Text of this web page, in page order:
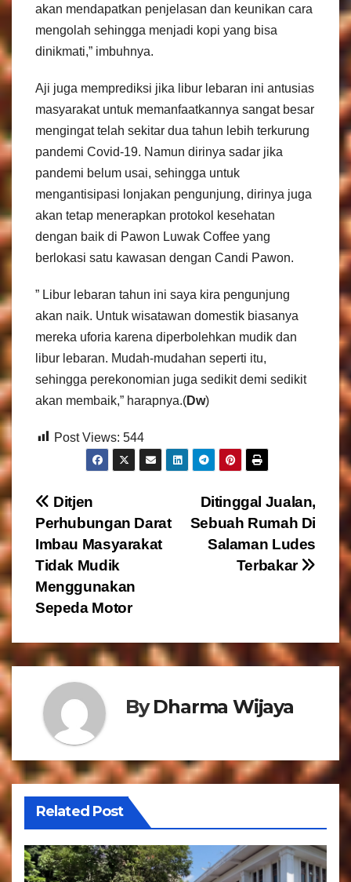
akan mendapatkan penjelasan dan keunikan cara
mengolah sehingga menjadi kopi yang bisa
dinikmati,” imbuhnya.
Aji juga memprediksi jika libur lebaran ini antusias
masyarakat untuk memanfaatkannya sangat besar
mengingat telah sekitar dua tahun lebih terkurung
pandemi Covid-19. Namun dirinya sadar jika
pandemi belum usai, sehingga untuk
mengantisipasi lonjakan pengunjung, dirinya juga
akan tetap menerapkan protokol kesehatan
dengan baik di Pawon Luwak Coffee yang
berlokasi satu kawasan dengan Candi Pawon.
” Libur lebaran tahun ini saya kira pengunjung
akan naik. Untuk wisatawan domestik biasanya
mereka uforia karena diperbolehkan mudik dan
libur lebaran. Mudah-mudahan seperti itu,
sehingga perekonomian juga sedikit demi sedikit
akan membaik,” harapnya.(Dw)
Post Views: 544
N
a
v
i
g
a
s
p
o
s
Ditinggal Jualan,
Sebuah Rumah Di
Salaman Ludes
Terbakar
Ditjen
Perhubungan Darat
Imbau Masyarakat
Tidak Mudik
Menggunakan
Sepeda Motor
ByDharma Wijaya
Related Post